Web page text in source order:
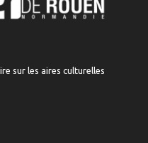
sur les aires culturelles